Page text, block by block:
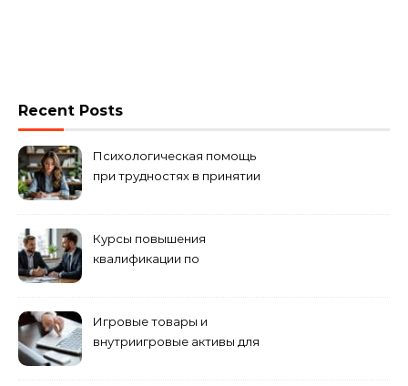
Recent Posts
Психологическая помощь
при трудностях в принятии
Курсы повышения
квалификации по
Игровые товары и
внутриигровые активы для